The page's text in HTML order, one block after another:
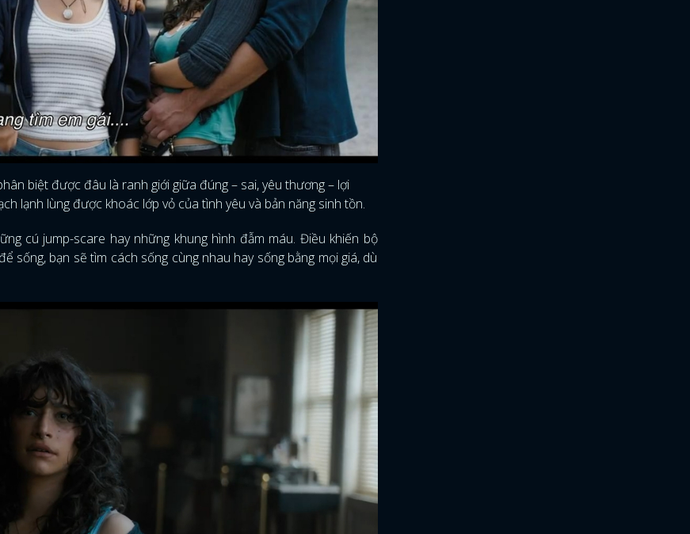
biệt được đâu là ranh giới giữa đúng – sai, yêu thương – lợi
lạnh lùng được khoác lớp vỏ của tình yêu và bản năng sinh tồn.
cú jump-scare hay những khung hình đẫm máu. Điều khiến bộ
sống, bạn sẽ tìm cách sống cùng nhau hay sống bằng mọi giá, dù